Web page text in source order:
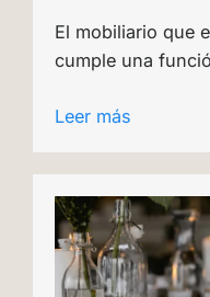
El mobiliario que
cumple una
Leer más